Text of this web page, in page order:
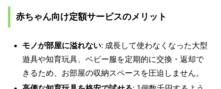
赤ちゃん向け定額サービスのメリット
モノが部屋に溢れない: 成長して使わなくなった大型
遊具や知育玩具、ベビー服を定期的に交換・返却で
きるため、お部屋の収納スペースを圧迫しません。